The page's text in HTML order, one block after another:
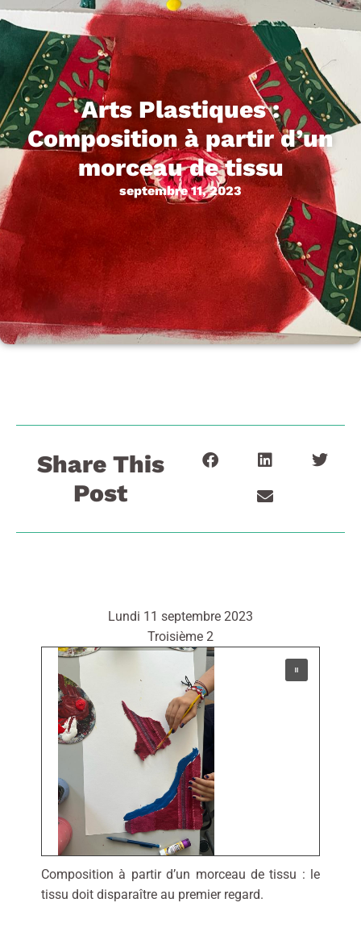
Arts Plastiques :
Composition à partir d’un
morceau de tissu
septembre 11, 2023
Share This
Post
Lundi 11 septembre 2023
Troisième 2
Composition à partir d’un morceau de tissu : le
tissu doit disparaître au premier regard.